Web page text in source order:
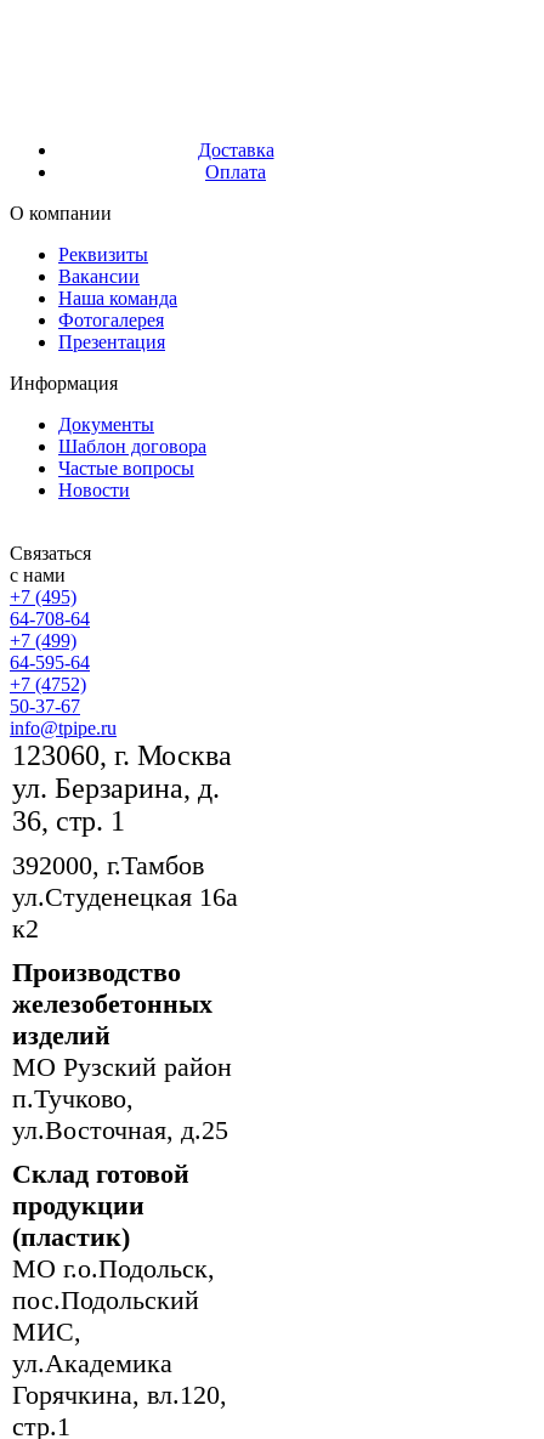
Доставка
Оплата
О компании
Реквизиты
Вакансии
Наша команда
Фотогалерея
Презентация
Информация
Документы
Шаблон договора
Частые вопросы
Новости
Связаться
с нами
+7 (495)
64-708-64
+7 (499)
64-595-64
+7 (4752)
50-37-67
info@tpipe.ru
123060, г. Москва
ул. Берзарина, д.
36, стр. 1
392000, г.Тамбов
ул.Студенецкая 16а
к2
Производство
железобетонных
изделий
МО Рузский район
п.Тучково,
ул.Восточная, д.25
Склад готовой
продукции
(пластик)
МО г.о.Подольск,
пос.Подольский
МИС,
ул.Академика
Горячкина, вл.120,
стр.1